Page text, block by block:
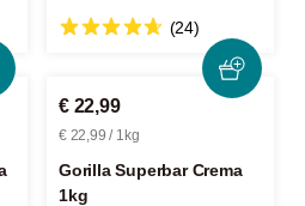
(24)
€ 22,99
€ 22,99 / 1kg
Gorilla Superbar Crema
1kg